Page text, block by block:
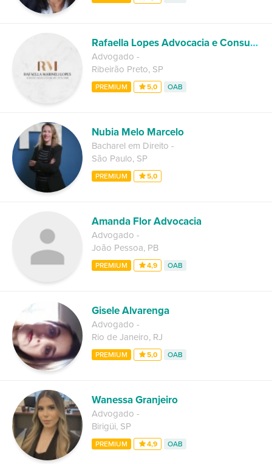
Rafaella Lopes Advocacia e Consultoria Jurídica
Advogado -
Ribeirão Preto, SP
PREMIUM 5,0 OAB
Nubia Melo Marcelo
Bacharel em Direito -
São Paulo, SP
PREMIUM 5,0
Amanda Flor Advocacia
Advogado -
João Pessoa, PB
PREMIUM 4,9 OAB
Gisele Alvarenga
Advogado -
Rio de Janeiro, RJ
PREMIUM 5,0 OAB
Wanessa Granjeiro
Advogado -
Birigüi, SP
PREMIUM 4,9 OAB